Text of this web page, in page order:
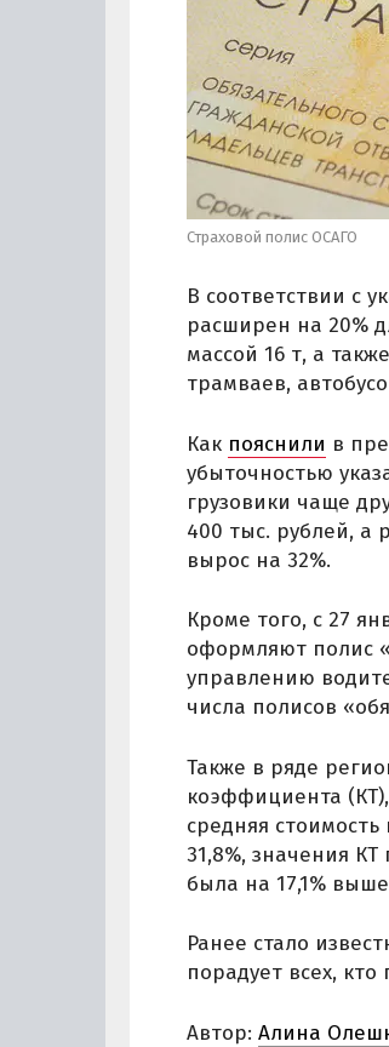
Страховой полис ОСАГО
В соответствии с
расширен на 20%
массой 16 т, а
трамваев,
Как пояснили в
убыточностью
грузовики чаще
400 тыс. рублей, а
вырос на 32%.
Кроме того, с 27
оформляют полис
управлению
числа полисов
Также в ряде
коэффициента
средняя
31,8%, значения
была на 17,1%
Ранее стало
порадует всех,
Автор: Алина